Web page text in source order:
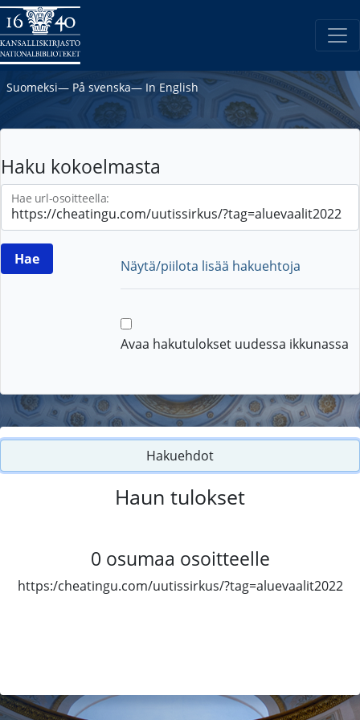
Suomeksi― På svenska― In English
Haku kokoelmasta
Hae url-osoitteella:
Näytä/piilota lisää hakuehtoja
Avaa hakutulokset uudessa ikkunassa
Hakuehdot
Haun tulokset
0 osumaa osoitteelle
https:/cheatingu.com/uutissirkus/?tag=aluevaalit2022